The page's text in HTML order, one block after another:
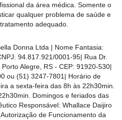
da área médica. Somente o
qualquer problema de saúde e
adequado.
Donna Ltda | Nome Fantasia:
94.817.921/0001-95| Rua Dr.
Alegre, RS - CEP: 91920-530|
ou (51) 3247-7801 | Horário de
a sexta-feira das 8h às 22h30min.
Domingos e feriados das
Responsável: Whallace Daijiro
de Funcionamento da